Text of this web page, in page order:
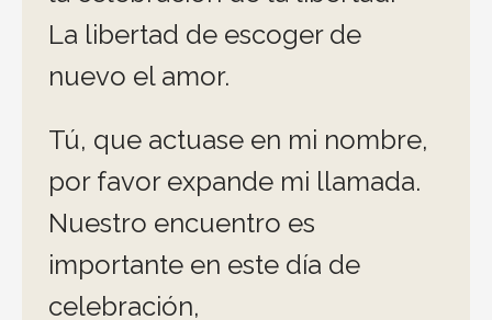
La libertad de escoger de
nuevo el amor.
Tú, que actuase en mi nombre,
por favor expande mi llamada.
Nuestro encuentro es
importante en este día de
celebración,